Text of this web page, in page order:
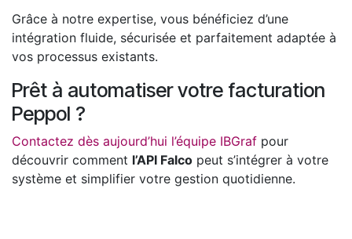
Grâce à notre expertise, vous bénéficiez d’une
intégration fluide, sécurisée et parfaitement adaptée à
vos processus existants.
Prêt à​ automatiser votre facturation
Peppol ?
Contactez dès aujourd’hui l’équipe IBGraf pour
découvrir comment l’API Falco peut s’intégrer à votre
système et simplifier votre gestion quotidienne.